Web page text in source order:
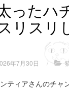
ったハ
リスリ
年7月30日 /
ティアさんのチャ